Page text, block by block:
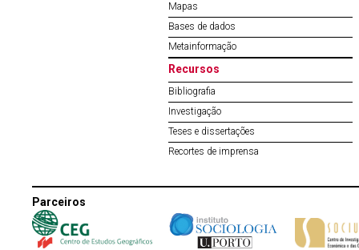
Mapas
Bases de dados
Metainformação
Recursos
Bibliografia
Investigação
Teses e dissertações
Recortes de imprensa
Parceiros